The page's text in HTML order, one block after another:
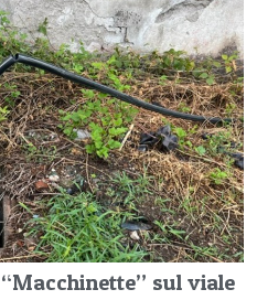
sul viale